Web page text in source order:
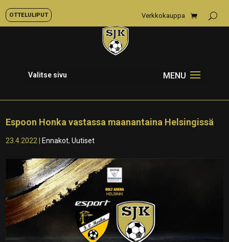
OTTELULIPUT Verkkokauppa
Valitse sivu
Espoon Honka vastassa maanantaina Helsingissä
23.4.2022 Ennakot,Uutiset